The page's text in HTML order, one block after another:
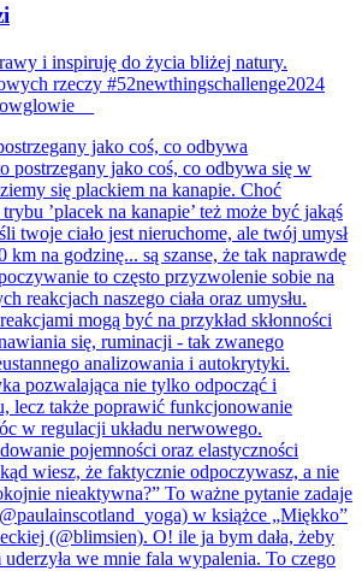
i inspiruję do życia bliżej natury.
rzeczy #52newthingschallenge2024
jako coś, co odbywa